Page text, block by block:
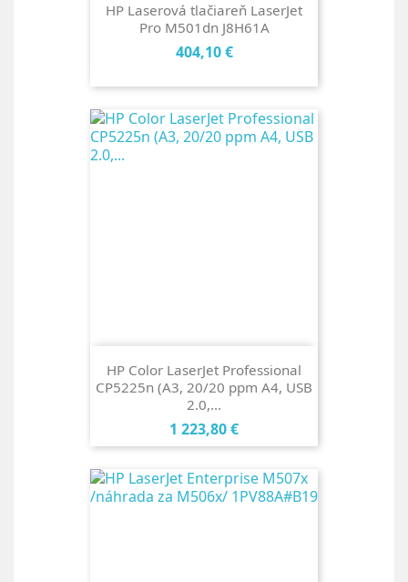
HP Laserová tlačiareň LaserJet
Pro M501dn J8H61A
Cena
404,10 €
HP Color LaserJet Professional
CP5225n (A3, 20/20 ppm A4, USB
2.0,...
Cena
1 223,80 €